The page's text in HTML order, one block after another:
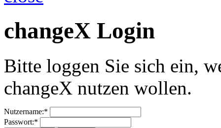
changeX Login
Bitte loggen Sie sich ein,
changeX nutzen wollen.
Nutzername:*
Passwort:*